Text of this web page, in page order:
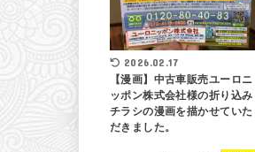
2026.02.17
【漫画】中古車販売ユーロニ
ッポン株式会社様の折り込み
チラシの漫画を描かせていた
だきました。